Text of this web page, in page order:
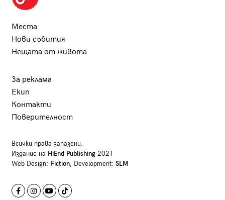
Места
Нови събития
Нещата от живота
За реклама
Екип
Контакти
Поверителност
Всички права запазени.
Издание на HiEnd Publishing2021
Web Design: Fiction, Development: SLM